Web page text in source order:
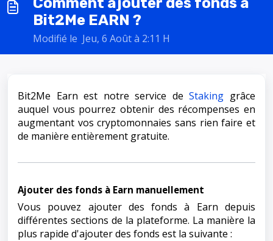
Bit2Me EARN ?
Modifié le Jeu, 6 Août à 2:11 H
Bit2Me Earn est notre service de Staking grâce
auquel vous pourrez obtenir des récompenses en
augmentant vos cryptomonnaies sans rien faire et
de manière entièrement gratuite.
Ajouter des fonds à Earn manuellement
Vous pouvez ajouter des fonds à Earn depuis
différentes sections de la plateforme. La manière la
plus rapide d'ajouter des fonds est la suivante :